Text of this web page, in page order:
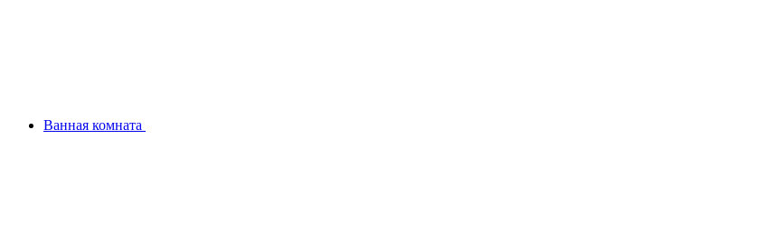
Ванная комната